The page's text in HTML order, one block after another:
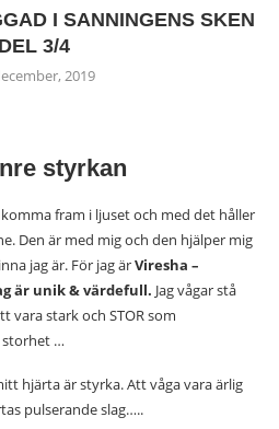
I SANNINGENS SKEN
DEL 3/4
2019
styrkan
fram i ljuset och med det håller
Den är med mig och den hjälper mig
jag är. För jag ärViresha –
är unik & värdefull. Jag vågar stå
vara stark och STOR som
storhet …
hjärta är styrka. Att våga vara ärlig
pulserande slag…..